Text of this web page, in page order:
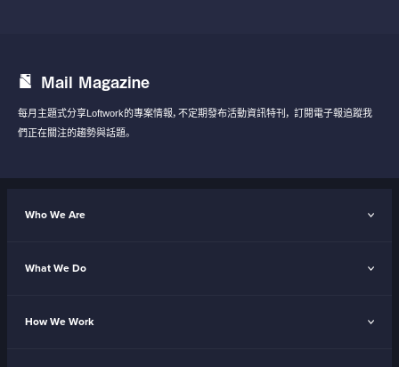
Mail Magazine
每月主題式分享Loftwork的專案情報，不定期發布活動資訊特刊， 訂閱電子報追蹤我
們正在關注的趨勢與話題。
Who We Are
What We Do
How We Work